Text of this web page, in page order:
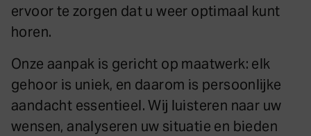
ervoor te zorgen dat u weer optimaal kunt
horen.
Onze aanpak is gericht op maatwerk: elk
gehoor is uniek, en daarom is persoonlijke
aandacht essentieel. Wij luisteren naar uw
wensen, analyseren uw situatie en bieden